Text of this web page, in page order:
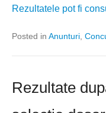
Rezultatele pot fi
Posted in Anunturi
Rezultate